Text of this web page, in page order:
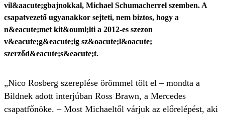
vil&aacute;gbajnokkal, Michael Schumacherrel szemben. A
csapatvezető ugyanakkor sejteti, nem biztos, hogy a
n&eacute;met kit&ouml;lti a 2012-es szezon
v&eacute;g&eacute;ig sz&oacute;l&oacute;
szerződ&eacute;s&eacute;t.
„Nico Rosberg szereplése örömmel tölt el – mondta a
Bildnek adott interjúban Ross Brawn, a Mercedes
csapatfőnöke. – Most Michaeltől várjuk az előrelépést, aki